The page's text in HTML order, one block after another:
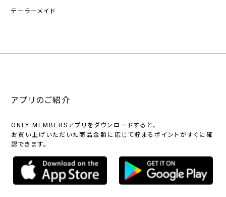
テーラーメイド
アプリのご紹介
ONLY MEMBERSアプリをダウンロードすると、
お買い上げいただいた商品金額に応じて貯まるポイントがすぐに確
認できます。